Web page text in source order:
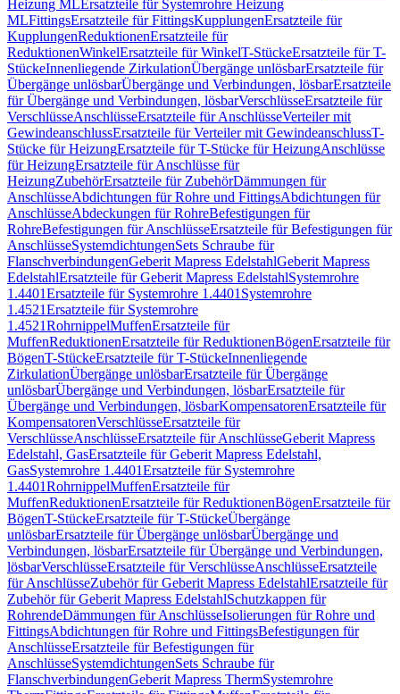
Heizung MLErsatzteile für Systemrohre Heizung
MLFittingsErsatzteile für FittingsKupplungenErsatzteile für
KupplungenReduktionenErsatzteile für
ReduktionenWinkelErsatzteile für WinkelT-StückeErsatzteile für T-
StückeInnenliegende ZirkulationÜbergänge unlösbarErsatzteile für
Übergänge unlösbarÜbergänge und Verbindungen, lösbarErsatzteile
für Übergänge und Verbindungen, lösbarVerschlüsseErsatzteile für
VerschlüsseAnschlüsseErsatzteile für AnschlüsseVerteiler mit
GewindeanschlussErsatzteile für Verteiler mit GewindeanschlussT-
Stücke für HeizungErsatzteile für T-Stücke für HeizungAnschlüsse
für HeizungErsatzteile für Anschlüsse für
HeizungZubehörErsatzteile für ZubehörDämmungen für
AnschlüsseAbdichtungen für Rohre und FittingsAbdichtungen für
AnschlüsseAbdeckungen für RohreBefestigungen für
RohreBefestigungen für AnschlüsseErsatzteile für Befestigungen für
AnschlüsseSystemdichtungenSets Schraube für
FlanschverbindungenGeberit Mapress EdelstahlGeberit Mapress
EdelstahlErsatzteile für Geberit Mapress EdelstahlSystemrohre
1.4401Ersatzteile für Systemrohre 1.4401 Systemrohre
1.4521Ersatzteile für Systemrohre
1.4521RohrnippelMuffenErsatzteile für
MuffenReduktionenErsatzteile für ReduktionenBögenErsatzteile für
BögenT-StückeErsatzteile für T-StückeInnenliegende
ZirkulationÜbergänge unlösbarErsatzteile für Übergänge
unlösbarÜbergänge und Verbindungen, lösbarErsatzteile für
Übergänge und Verbindungen, lösbarKompensatorenErsatzteile für
KompensatorenVerschlüsseErsatzteile für
VerschlüsseAnschlüsseErsatzteile für AnschlüsseGeberit Mapress
Edelstahl, GasErsatzteile für Geberit Mapress Edelstahl,
GasSystemrohre 1.4401Ersatzteile für Systemrohre
1.4401RohrnippelMuffenErsatzteile für
MuffenReduktionenErsatzteile für ReduktionenBögenErsatzteile für
BögenT-StückeErsatzteile für T-StückeÜbergänge
unlösbarErsatzteile für Übergänge unlösbarÜbergänge und
Verbindungen, lösbarErsatzteile für Übergänge und Verbindungen,
lösbarVerschlüsseErsatzteile für VerschlüsseAnschlüsseErsatzteile
für AnschlüsseZubehör für Geberit Mapress EdelstahlErsatzteile für
Zubehör für Geberit Mapress EdelstahlSchutzkappen für
RohrendeDämmungen für AnschlüsseIsolierungen für Rohre und
FittingsAbdichtungen für Rohre und FittingsBefestigungen für
AnschlüsseErsatzteile für Befestigungen für
AnschlüsseSystemdichtungenSets Schraube für
FlanschverbindungenGeberit Mapress ThermSystemrohre